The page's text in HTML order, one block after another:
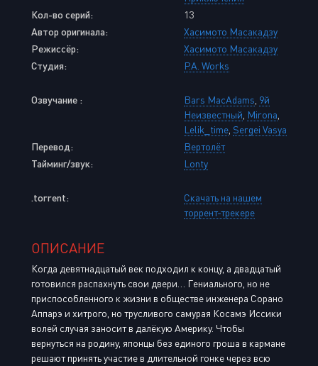
Кол-во серий:
13
Автор оригинала:
Хасимото Масакадзу
Режиссёр:
Хасимото Масакадзу
Студия:
P.A. Works
Озвучание : Bars MacAdams 9й
Неизвестный Mirona
Lelik_time Sergei Vasya
Перевод:
Вертолёт
Тайминг/звук:
Lonty
.torrent:
Скачать на нашем
торрент-трекере
ОПИСАНИЕ
Когда девятнадцатый век подходил к концу, а двадцатый
готовился распахнуть свои двери… Гениального, но не
приспособленного к жизни в обществе инженера Сорано
Аппарэ и хитрого, но трусливого самурая Косамэ Иссики
волей случая заносит в далёкую Америку. Чтобы
вернуться на родину, японцы без единого гроша в кармане
решают принять участие в длительной гонке через всю